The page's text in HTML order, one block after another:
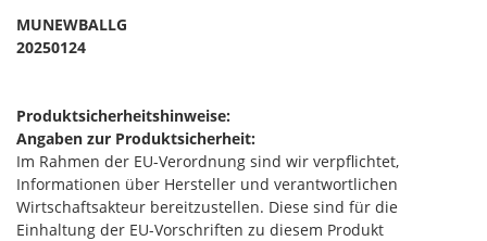
MUNEWBALLG
20250124
Produktsicherheitshinweise:
Angaben zur Produktsicherheit:
Im Rahmen der EU-Verordnung sind wir verpflichtet,
Informationen über Hersteller und verantwortlichen
Wirtschaftsakteur bereitzustellen. Diese sind für die
Einhaltung der EU-Vorschriften zu diesem Produkt